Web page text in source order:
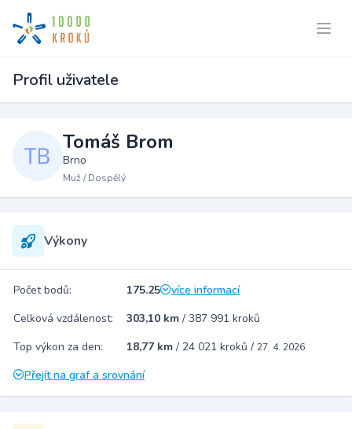
Profil uživatele
Tomáš Brom
Brno
Muž / Dospělý
Výkony
Počet bodů: 175.25
více informací
Celková vzdálenost:
303,10 km / 387 991 kroků
Top výkon za den:
18,77 km / 24 021 kroků / 27. 4. 2026
Přejít na graf a srovnání